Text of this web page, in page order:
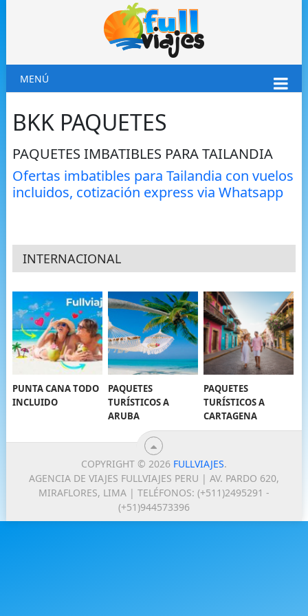
MENÚ
BKK PAQUETES
PAQUETES IMBATIBLES PARA TAILANDIA
Ofertas imbatibles para Tailandia con vuelos
incluidos, cotización express via Whatsapp
INTERNACIONAL
PUNTA CANA TODO
INCLUIDO
PAQUETES
TURÍSTICOS A
ARUBA
PAQUETES
TURÍSTICOS A
CARTAGENA
COPYRIGHT © 2026 FULLVIAJES.
AGENCIA DE VIAJES FULLVIAJES PERU | AV. PARDO 620,
MIRAFLORES, LIMA | TELÉFONOS: (+511)2495291 -
(+51)944573396